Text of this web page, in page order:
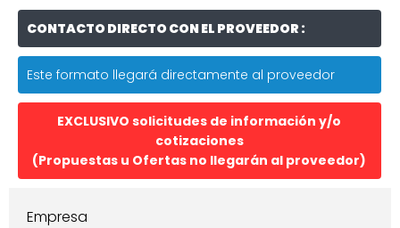
CONTACTO DIRECTO CON EL PROVEEDOR :
Este formato llegará directamente al proveedor
EXCLUSIVO solicitudes de información y/o
cotizaciones
(Propuestas u Ofertas no llegarán al proveedor)
Empresa